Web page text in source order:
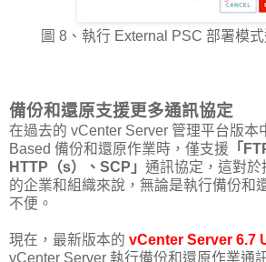
圖 8、執行 External PSC 部署模
備份和還原支援更多通訊協定
在過去的 vCenter Server 管理平台版本
Based 備份和還原作業時，僅支援 「
HTTP（s）、SCP」 通訊協定，這對
的企業和組織來說，無論是執行備份和
不便。
現在，最新版本的 vCenter Server 6.7
vCenter Server 執行備份和還原作業通